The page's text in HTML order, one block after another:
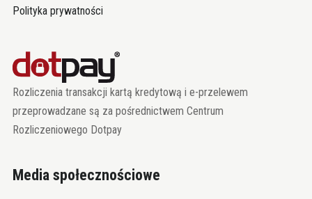
Polityka prywatności
Rozliczenia transakcji kartą kredytową i e-przelewem
przeprowadzane są za pośrednictwem Centrum
Rozliczeniowego Dotpay
Media społecznościowe